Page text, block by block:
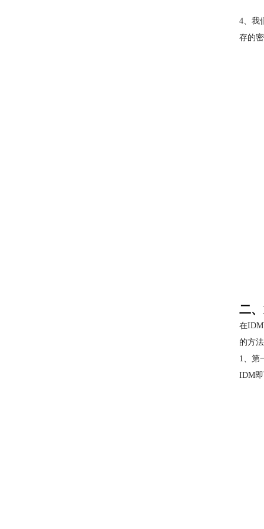
4、我
存的
二
在
的方
1、第
IDM